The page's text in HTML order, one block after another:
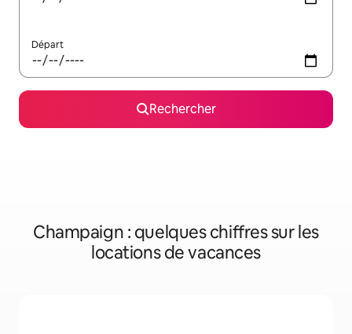
Départ
Rechercher
Champaign : quelques chiffres sur les
locations de vacances